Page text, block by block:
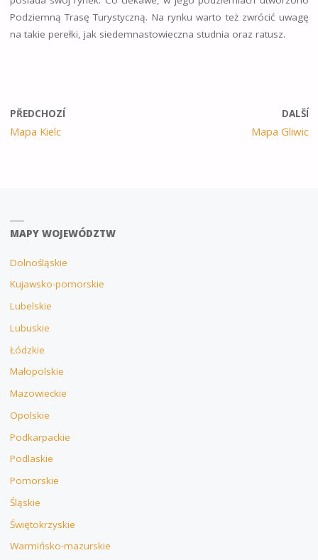
Podziemną Trasę Turystyczną. Na rynku warto też zwrócić uwagę
na takie perełki, jak siedemnastowieczna studnia oraz ratusz.
PŘEDCHOZÍ
Mapa Kielc
DALŠÍ
Mapa Gliwic
MAPY WOJEWÓDZTW
Dolnośląskie
Kujawsko-pomorskie
Lubelskie
Lubuskie
Łódzkie
Małopolskie
Mazowieckie
Opolskie
Podkarpackie
Podlaskie
Pomorskie
Śląskie
Świętokrzyskie
Warmińsko-mazurskie